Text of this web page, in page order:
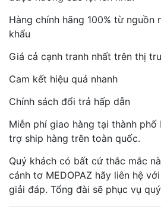
Hàng chính hãng 100% từ nguồn
khẩu
Giá cả cạnh tranh nhất trên thị
Cam kết hiệu quả nhanh
Chính sách đổi trả hấp dẫn
Miễn phí giao hàng tại thành phố
trợ ship hàng trên toàn quốc.
Quý khách có bất cứ thắc mắc
cánh tơ MEDOPAZ hãy liên hệ
giải đáp. Tổng đài sẽ phục vụ